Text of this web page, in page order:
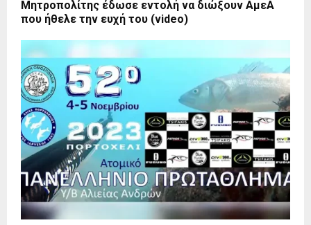
Μητροπολίτης έδωσε εντολή να διώξουν ΑμεΑ
που ήθελε την ευχή του (video)